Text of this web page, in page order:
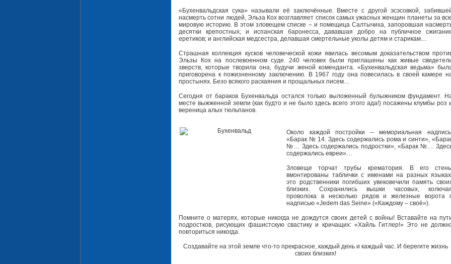
«Бухенвальдская сука» называли её заключённые. Вместе с другой эсэсовкой,
насмерть сотни людей, Эльза Кох возглавляет список самых ужасных женщин планеты за
мировую историю. В этом зловещем списке – и помещица Салтычиха, запоровшая
десятки крепостных; и испанская баронесса, дававшая добро на публичное
еретиков; и английская медсестра, делавшая смертельные уколы детям и старикам…
Страшная коллекция кусков человеческой кожи явилась весомым доказательством
Эльзы Кох на послевоенном суде. 240 человек были приглашены как живые
зверств, которые творила она, будучи женой коменданта. «Бухенвальдская ведьма»
приговорена к пожизненному заключению. В 1967 году она повесилась в своей камере
простынях. Безо всякого раскаяния и прощальных писем…
Сегодня от бараков Бухенвальда остался только выложенный булыжником фундамент.
месте выжженной земли (как будто и не было здесь всего этого ада!) посажены клумбы роз
вереница алых тюльпанов.
Около каждой постройки – мемориальная
«Барак № 14. Здесь содержались рома и синти»,
№… Здесь содержались подростки», «Барак №…
содержались евреи»…
Зловеще торчат трубы крематория. В его
вмонтированы таблички с именами на разных
это родственники погибших увековечили память
близких. Сохранились вышки часовых,
проволока в несколько рядов и железные ворота
надписью «Jedem das Seine» («Каждому – своё»).
Помните о матерях, которые никогда не дождутся своих детей с войны! Вставайте на
подростков, рисующих фашистскую свастику и кричащих: «Хайль Гитлер!» Это не
повториться никогда.
Создавайте на этой земле что-то прекрасное, каждый день и каждый час. И берегите жизнь
своих близких!